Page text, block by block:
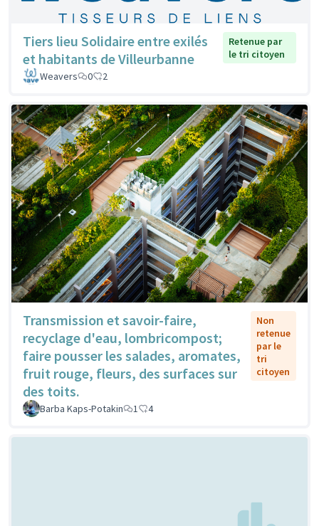
Tiers lieu Solidaire entre exilés
et habitants de Villeurbanne
Retenue par
le tri citoyen
Weavers
0 2
Transmission et savoir-faire,
recyclage d'eau, lombricompost;
faire pousser les salades, aromates,
fruit rouge, fleurs, des surfaces sur
des toits.
Non
retenue
par le
tri
citoyen
Barba Kaps-Potakin 1 4